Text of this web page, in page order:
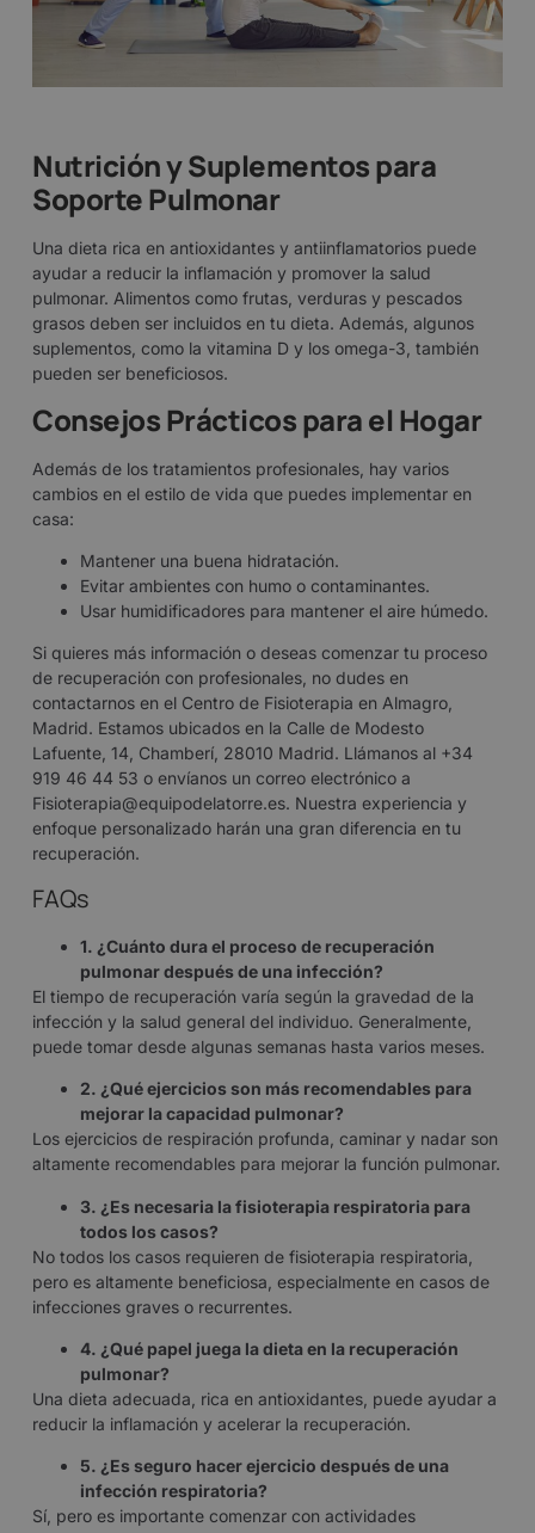
Nutrición y Suplementos para
Soporte Pulmonar
Una dieta rica en antioxidantes y antiinflamatorios puede
ayudar a reducir la inflamación y promover la salud
pulmonar. Alimentos como frutas, verduras y pescados
grasos deben ser incluidos en tu dieta. Además, algunos
suplementos, como la vitamina D y los omega-3, también
pueden ser beneficiosos.
Consejos Prácticos para el Hogar
Además de los tratamientos profesionales, hay varios
cambios en el estilo de vida que puedes implementar en
casa:
Mantener una buena hidratación.
Evitar ambientes con humo o contaminantes.
Usar humidificadores para mantener el aire húmedo.
Si quieres más información o deseas comenzar tu proceso
de recuperación con profesionales, no dudes en
contactarnos en el Centro de Fisioterapia en Almagro,
Madrid. Estamos ubicados en la Calle de Modesto
Lafuente, 14, Chamberí, 28010 Madrid. Llámanos al +34
919 46 44 53 o envíanos un correo electrónico a
Fisioterapia@equipodelatorre.es. Nuestra experiencia y
enfoque personalizado harán una gran diferencia en tu
recuperación.
FAQs
1. ¿Cuánto dura el proceso de recuperación
pulmonar después de una infección?
El tiempo de recuperación varía según la gravedad de la
infección y la salud general del individuo. Generalmente,
puede tomar desde algunas semanas hasta varios meses.
2. ¿Qué ejercicios son más recomendables para
mejorar la capacidad pulmonar?
Los ejercicios de respiración profunda, caminar y nadar son
altamente recomendables para mejorar la función pulmonar.
3. ¿Es necesaria la fisioterapia respiratoria para
todos los casos?
No todos los casos requieren de fisioterapia respiratoria,
pero es altamente beneficiosa, especialmente en casos de
infecciones graves o recurrentes.
4. ¿Qué papel juega la dieta en la recuperación
pulmonar?
Una dieta adecuada, rica en antioxidantes, puede ayudar a
reducir la inflamación y acelerar la recuperación.
5. ¿Es seguro hacer ejercicio después de una
infección respiratoria?
Sí, pero es importante comenzar con actividades